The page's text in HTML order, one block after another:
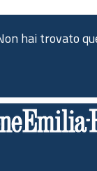
hai trovato